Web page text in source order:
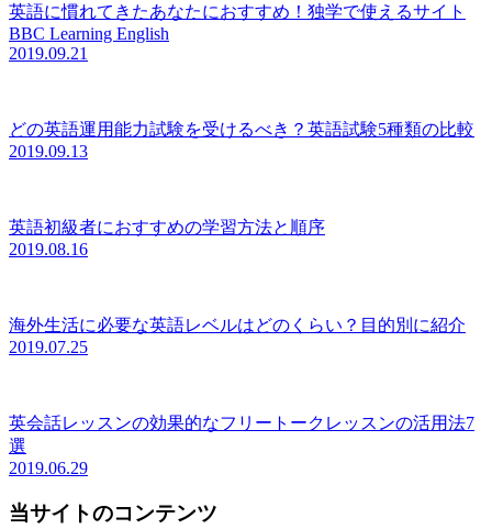
英語に慣れてきたあなたにおすすめ！独学で使えるサイト
BBC Learning English
2019.09.21
どの英語運用能力試験を受けるべき？英語試験5種類の比較
2019.09.13
英語初級者におすすめの学習方法と順序
2019.08.16
海外生活に必要な英語レベルはどのくらい？目的別に紹介
2019.07.25
英会話レッスンの効果的なフリートークレッスンの活用法7
選
2019.06.29
当サイトのコンテンツ